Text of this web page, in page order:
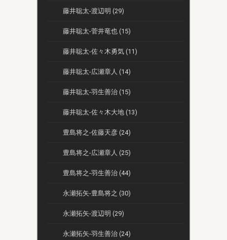
藤井聡太-渡辺明 (29)
藤井聡太-菅井竜也 (15)
藤井聡太-佐々木勇気 (11)
藤井聡太-広瀬章人 (14)
藤井聡太-羽生善治 (15)
藤井聡太-佐々木大地 (13)
豊島将之-佐藤天彦 (24)
豊島将之-広瀬章人 (25)
豊島将之-羽生善治 (44)
永瀬拓矢-豊島将之 (30)
永瀬拓矢-渡辺明 (29)
永瀬拓矢-羽生善治 (24)